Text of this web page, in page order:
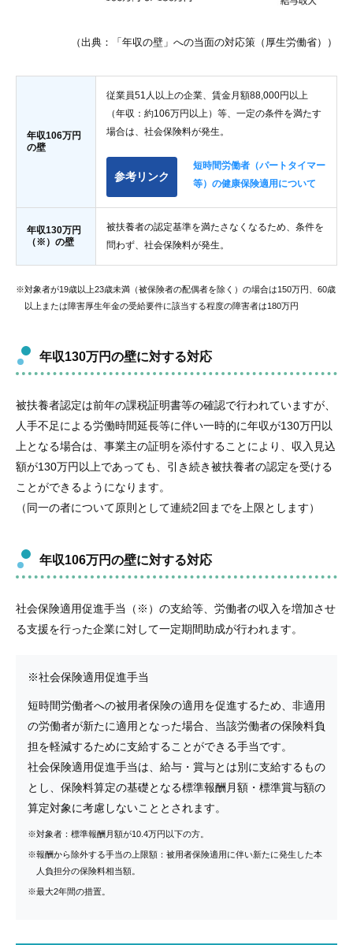
（出典：「年収の壁」への当面の対応策（厚生労働省））
年収106万円
の壁
従業員51人以上の企業、賃金月額88,000円以上
（年収：約106万円以上）等、一定の条件を満たす
場合は、社会保険料が発生。
参考リンク
短時間労働者（パートタイマー
等）の健康保険適用について
年収130万円
（※）の壁
被扶養者の認定基準を満たさなくなるため、条件を
問わず、社会保険料が発生。
※対象者が19歳以上23歳未満（被保険者の配偶者を除く）の場合は150万円、60歳
以上または障害厚生年金の受給要件に該当する程度の障害者は180万円
年収130万円の壁に対する対応
被扶養者認定は前年の課税証明書等の確認で行われていますが、
人手不足による労働時間延長等に伴い一時的に年収が130万円以
上となる場合は、事業主の証明を添付することにより、収入見込
額が130万円以上であっても、引き続き被扶養者の認定を受ける
ことができるようになります。
（同一の者について原則として連続2回までを上限とします）
年収106万円の壁に対する対応
社会保険適用促進手当（※）の支給等、労働者の収入を増加させ
る支援を行った企業に対して一定期間助成が行われます。
※社会保険適用促進手当
短時間労働者への被用者保険の適用を促進するため、非適用
の労働者が新たに適用となった場合、当該労働者の保険料負
担を軽減するために支給することができる手当です。
社会保険適用促進手当は、給与・賞与とは別に支給するもの
とし、保険料算定の基礎となる標準報酬月額・標準賞与額の
算定対象に考慮しないこととされます。
※対象者：標準報酬月額が10.4万円以下の方。
※報酬から除外する手当の上限額：被用者保険適用に伴い新たに発生した本
人負担分の保険料相当額。
※最大2年間の措置。